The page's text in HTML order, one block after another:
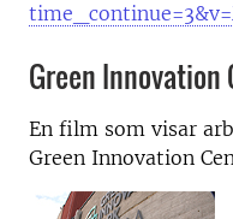
Green Innovation
En film som visar
Green Innovation